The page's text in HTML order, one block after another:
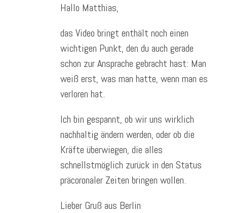
Hallo Matthias,
das Video bringt enthält noch einen
wichtigen Punkt, den du auch gerade
schon zur Ansprache gebracht hast: Man
weiß erst, was man hatte, wenn man es
verloren hat.
Ich bin gespannt, ob wir uns wirklich
nachhaltig ändern werden, oder ob die
Kräfte überwiegen, die alles
schnellstmöglich zurück in den Status
präcoronaler Zeiten bringen wollen.
Lieber Gruß aus Berlin